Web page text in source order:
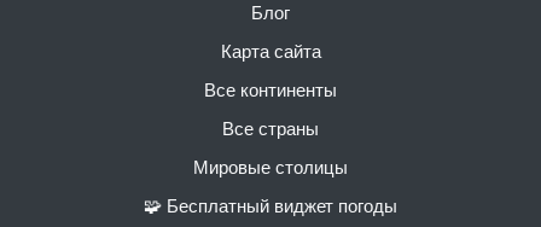
Блог
Карта сайта
Все континенты
Все страны
Мировые столицы
🧩 Бесплатный виджет погоды